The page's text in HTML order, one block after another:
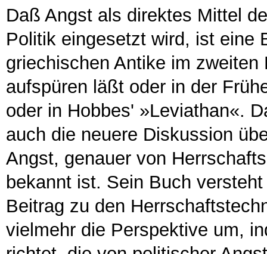
Daß Angst als direktes Mittel
Politik eingesetzt wird, ist eine
griechischen Antike im
aufspüren läßt oder in der
oder in Hobbes' »Leviathan«.
auch die neuere Diskussion
Angst, genauer von
bekannt ist. Sein Buch
Beitrag zu den
vielmehr die Perspektive um,